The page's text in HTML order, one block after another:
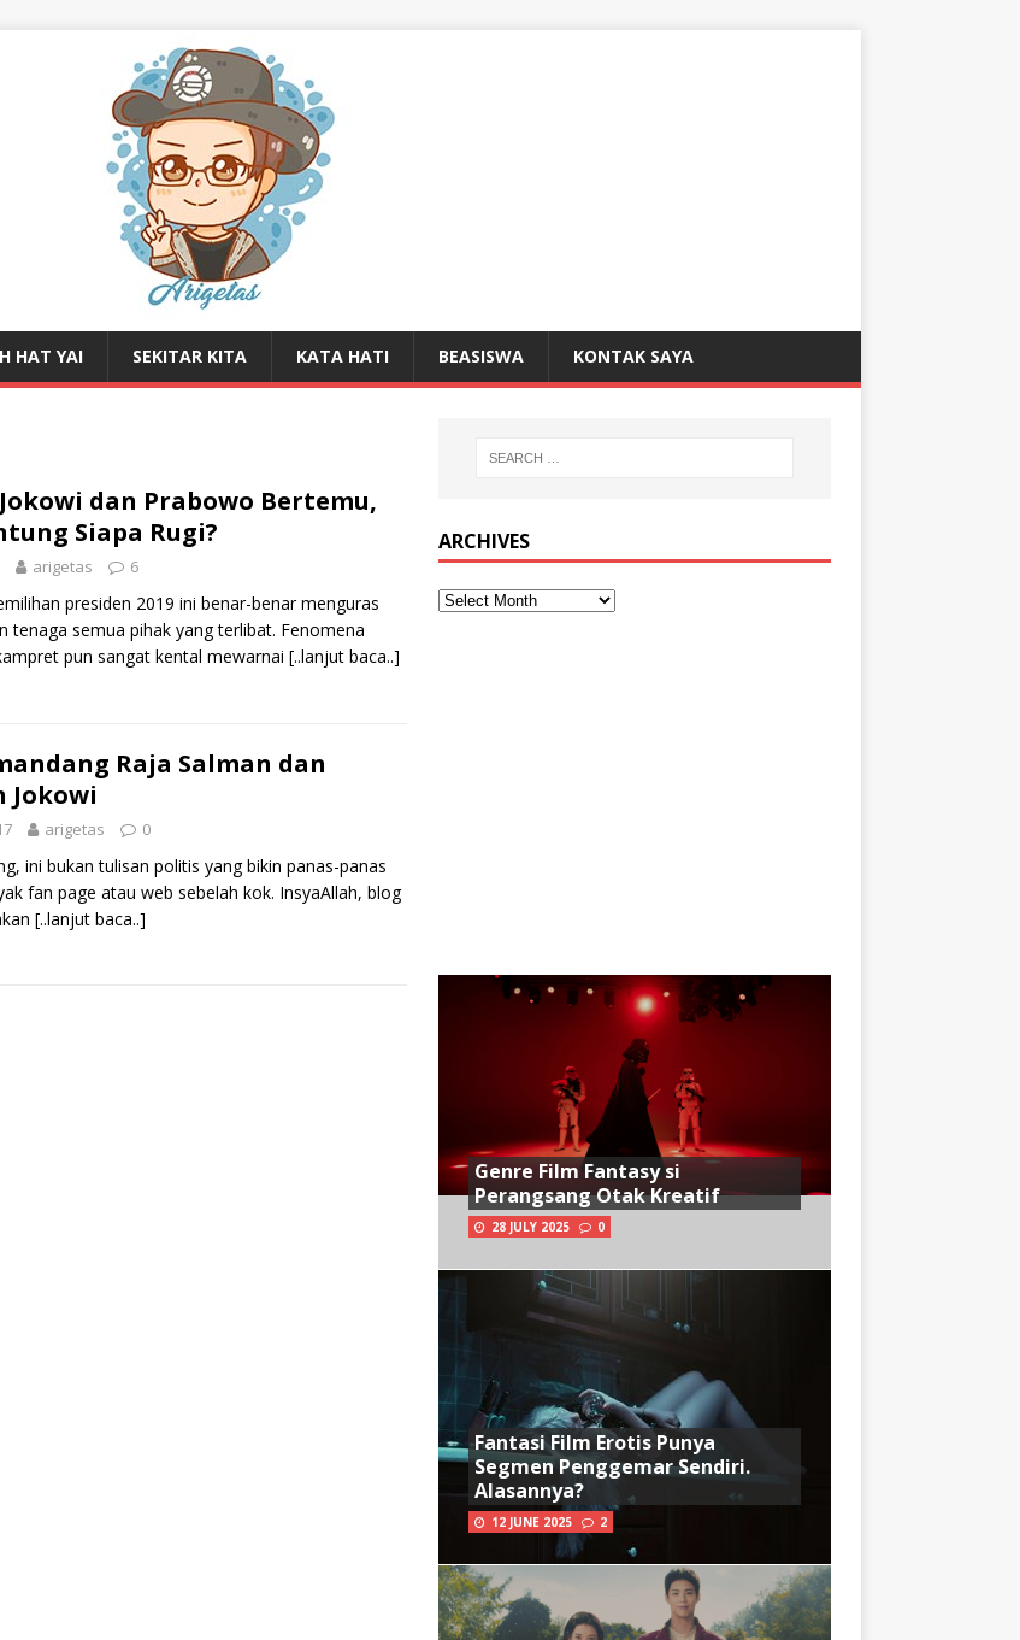
HAT YAI SEKITAR KITA KATA HATI BEASISWA KONTAK SAYA
dan Prabowo Bertemu,
Siapa Rugi?
arigetas 6
presiden 2019 ini benar-benar menguras
tenaga semua pihak yang terlibat. Fenomena
pun sangat kental mewarnai [..lanjut baca..]
Raja Salman dan
Jokowi
arigetas 0
ini bukan tulisan politis yang bikin panas-panas
fan page atau web sebelah kok. InsyaAllah, blog
[..lanjut baca..]
ARCHIVES
Genre Film Fantasy si
Perangsang Otak Kreatif
28 JULY 2025 0
Fantasi Film Erotis Punya
Segmen Penggemar Sendiri.
Alasannya?
12 JUNE 2025 2